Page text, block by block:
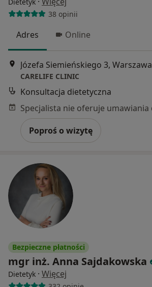
38 opinii
Adres Online
Józefa Siemieńskiego 3, Warszawa
CARELIFE CLINIC
Konsultacja dietetyczna
Poproś o wizytę
Bezpieczne płatności
mgr inż. Anna Sajdakowska
Dietetyk · Więcej